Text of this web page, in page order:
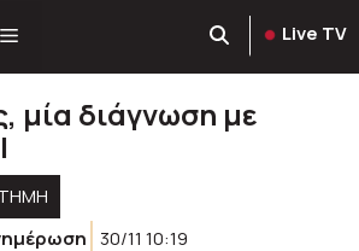
Live TV
μία διάγνωση με
30/11 10:19